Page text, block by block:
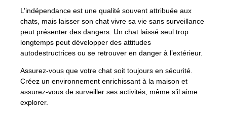
L’indépendance est une qualité souvent attribuée aux
chats, mais laisser son chat vivre sa vie sans surveillance
peut présenter des dangers. Un chat laissé seul trop
longtemps peut développer des attitudes
autodestructrices ou se retrouver en danger à l’extérieur.
Assurez-vous que votre chat soit toujours en sécurité.
Créez un environnement enrichissant à la maison et
assurez-vous de surveiller ses activités, même s’il aime
explorer.